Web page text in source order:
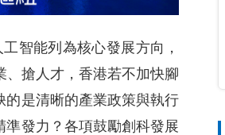
智能列為核心發展方向，
搶人才，香港若不加快腳
的是清晰的產業政策與執行
發力？各項鼓勵創科發展